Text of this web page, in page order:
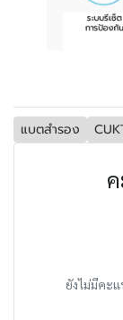
แบตสำรอง
ยังไม่มีคะ